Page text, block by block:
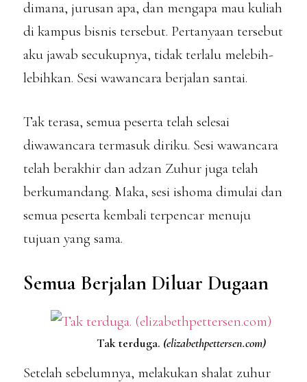
dimana, jurusan apa, dan mengapa mau kuliah
di kampus bisnis tersebut. Pertanyaan tersebut
aku jawab secukupnya, tidak terlalu melebih-
lebihkan. Sesi wawancara berjalan santai.
Tak terasa, semua peserta telah selesai
diwawancara termasuk diriku. Sesi wawancara
telah berakhir dan adzan Zuhur juga telah
berkumandang. Maka, sesi ishoma dimulai dan
semua peserta kembali terpencar menuju
tujuan yang sama.
Semua Berjalan Diluar Dugaan
Tak terduga. (elizabethpettersen.com)
Setelah sebelumnya, melakukan shalat zuhur